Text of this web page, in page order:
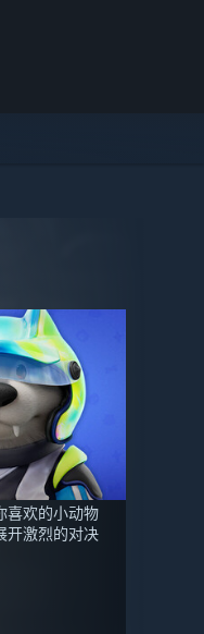
喜欢的小动物
开激烈的对决